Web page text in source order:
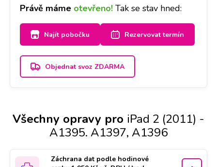
Právě máme otevřeno! Tak se stav hned:
Najít pobočku Rezervovat termín
Objednat svoz ZDARMA
Všechny opravy pro iPad 2 (2011) -
A1395. A1397, A1396
Záchrana dat podle hodinové